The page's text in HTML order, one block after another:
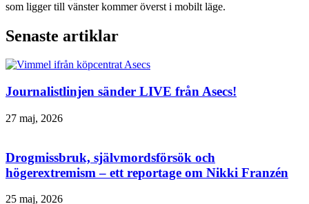
som ligger till vänster kommer överst i mobilt läge.
Senaste artiklar
Journalistlinjen sänder LIVE från Asecs!
27 maj, 2026
Drogmissbruk, självmordsförsök och
högerextremism – ett reportage om Nikki Franzén
25 maj, 2026